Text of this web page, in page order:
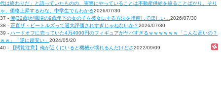
代は終わりだ」と語っていたものの、実際にやっていることは不動産供給を絞ることばかり。そり
ゃ、価格上昇するわな。中学生でもわかる2026/07/30
37 - 俺(32歳)が職場の9歳年下の女の子を彼女にする方法を指南してほしい…2026/07/30
38 - 正直ザ・ビートルズって過大評価されすぎじゃねないか？2026/07/30
39 - ハードオフに売っていた4万4000円のフィギュアがヤバすぎるｗｗｗｗｗｗ「こんな高いの？
ｗｗ」「逆に超安い」 2024/05/20
40 -
【閲覧注意】俺が近くにいると機械が壊れるんだけどさ2022/09/09